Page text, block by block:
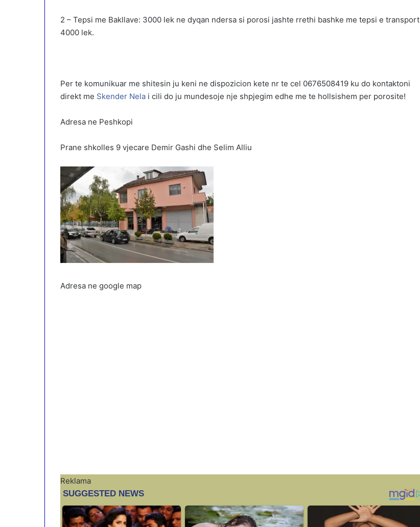
2 – Tepsi me Bakllave: 3000 lek ne dyqan ndersa si porosi jashte rrethi bashke me tepsi e transport
4000 lek.
Per te komunikuar me shitesin ju keni ne dispozicion kete nr te cel 0676508419 ku do kontaktoni
direkt me Skender Nela i cili do ju mundesoje nje shpjegim edhe me te hollsishem per porosite!
Adresa ne Peshkopi
Prane shkolles 9 vjecare Demir Gashi dhe Selim Alliu
Adresa ne google map
Reklama